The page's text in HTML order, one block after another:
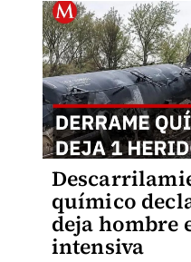
químico
deja hombre
intensiva